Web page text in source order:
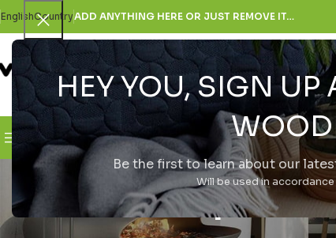
HEY YOU, SIGN
Be the first to learn about our
Will be used in
EnglishCountryADD ANYTHING HERE OR JUST REMOVE IT…
SELECT CATEGORY
Browse Categories H Εταιρεία